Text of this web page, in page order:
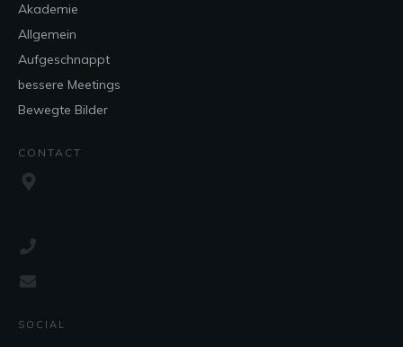
Akademie
Allgemein
Aufgeschnappt
bessere Meetings
Bewegte Bilder
CONTACT
SOCIAL